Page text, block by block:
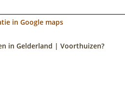
in Google maps
in Gelderland | Voorthuizen?